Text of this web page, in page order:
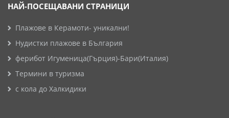
НАЙ-ПОСЕЩАВАНИ СТРАНИЦИ
Плажове в Керамоти- уникални!
Нудистки плажове в България
ферибот Игуменица(Гърция)-Бари(Италия)
Термини в туризма
с кола до Халкидики